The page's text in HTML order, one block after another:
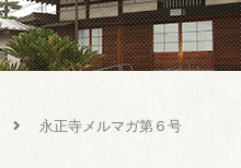
永正寺メルマガ第６号